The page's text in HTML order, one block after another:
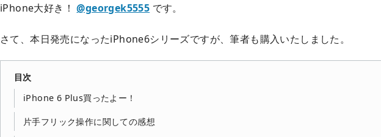
iPhone大好き！@georgek5555 です。
さて、本日発売になったiPhone6シリーズですが、筆者も購入いたしました。
目次
iPhone 6 Plus買ったよー！
片手フリック操作に関しての感想